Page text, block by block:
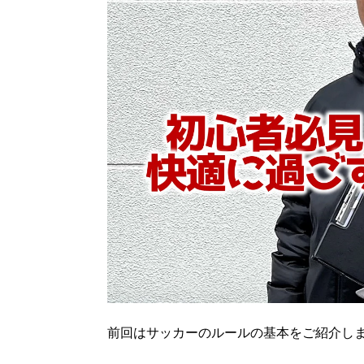
前回はサッカーのルールの基本をご紹介し